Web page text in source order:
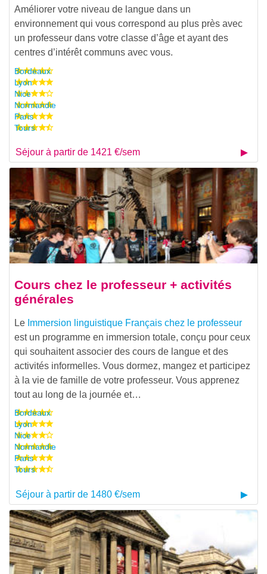
Améliorer votre niveau de langue dans un
environnement qui vous correspond au plus près avec
un professeur dans votre classe d’âge et ayant des
centres d’intérêt communs avec vous.
Bordeaux
Lyon
Nice
Normandie
Paris
Tours
Séjour à partir de 1421 €/sem
Cours chez le professeur + activités
générales
Le Immersion linguistique Français chez le professeur
est un programme en immersion totale, conçu pour ceux
qui souhaitent associer des cours de langue et des
activités informelles. Vous dormez, mangez et participez
à la vie de famille de votre professeur. Vous apprenez
tout au long de la journée et…
Bordeaux
Lyon
Nice
Normandie
Paris
Tours
Séjour à partir de 1480 €/sem